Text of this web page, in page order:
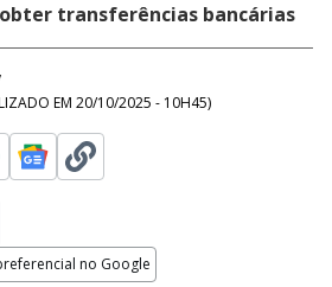
transferências bancárias
EM 20/10/2025 - 10H45)
no Google